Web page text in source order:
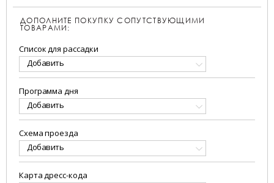
ДОПОЛНИТЕ ПОКУПКУ СОПУТСТВУЮЩИМИ
ТОВАРАМИ:
Список для рассадки
Добавить
Программа дня
Добавить
Схема проезда
Добавить
Карта дресс-кода